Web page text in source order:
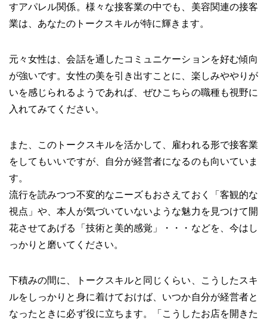
すアパレル関係。様々な接客業の中でも、美容関連の接客
業は、あなたのトークスキルが特に輝きます。
元々女性は、会話を通したコミュニケーションを好む傾向
が強いです。女性の美を引き出すことに、楽しみややりが
いを感じられるようであれば、ぜひこちらの職種も視野に
入れてみてください。
また、このトークスキルを活かして、雇われる形で接客業
をしてもいいですが、自分が経営者になるのも向いていま
す。
流行を読みつつ不変的なニーズもおさえておく「客観的な
視点」や、本人が気づいていないような魅力を見つけて開
花させてあげる「技術と美的感覚」・・・などを、今はし
っかりと磨いてください。
下積みの間に、トークスキルと同じくらい、こうしたスキ
ルをしっかりと身に着けておけば、いつか自分が経営者と
なったときに必ず役に立ちます。「こうしたお店を開きた